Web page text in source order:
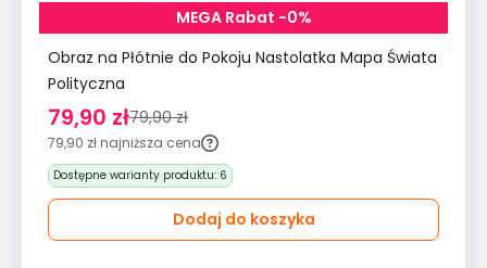
MEGA Rabat -0%
Obraz na Płótnie do Pokoju Nastolatka Mapa Świata
Polityczna
79,90 zł79,90 zł
79,90 zł najniższa cena
Dostępne warianty produktu: 6
Dodaj do koszyka